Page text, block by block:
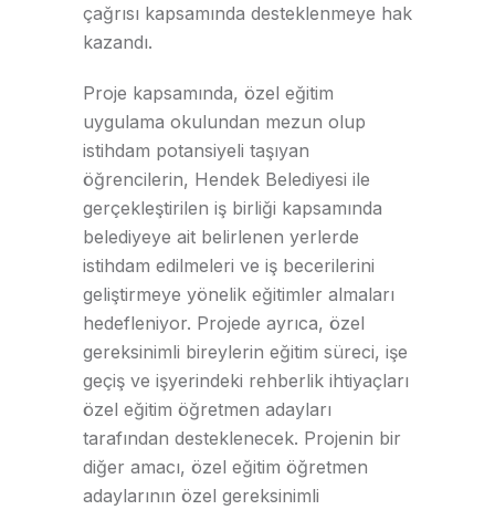
çağrısı kapsamında desteklenmeye hak
kazandı.
Proje kapsamında, özel eğitim
uygulama okulundan mezun olup
istihdam potansiyeli taşıyan
öğrencilerin, Hendek Belediyesi ile
gerçekleştirilen iş birliği kapsamında
belediyeye ait belirlenen yerlerde
istihdam edilmeleri ve iş becerilerini
geliştirmeye yönelik eğitimler almaları
hedefleniyor. Projede ayrıca, özel
gereksinimli bireylerin eğitim süreci, işe
geçiş ve işyerindeki rehberlik ihtiyaçları
özel eğitim öğretmen adayları
tarafından desteklenecek. Projenin bir
diğer amacı, özel eğitim öğretmen
adaylarının özel gereksinimli